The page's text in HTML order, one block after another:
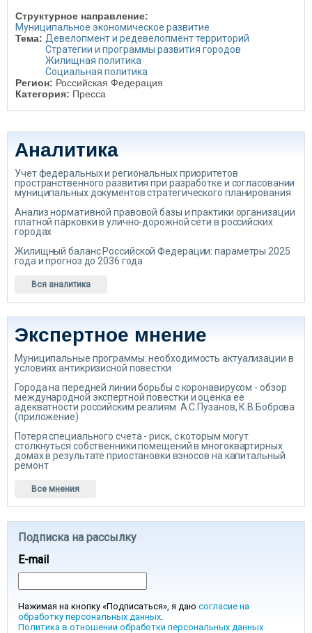
Структурное направление:
Муниципальное экономическое развитие
Тема: Девелопмент и редевелопмент территорий
Стратегии и программы развития городов
Жилищная политика
Социальная политика
Регион: Российская Федерация
Категория: Пресса
Аналитика
Учет федеральных и региональных приоритетов
пространственного развития при разработке и согласовании
муниципальных документов стратегического планирования
Анализ нормативной правовой базы и практики организации
платной парковки в улично-дорожной сети в российских
городах
Жилищный баланс Российской Федерации: параметры 2025
года и прогноз до 2036 года
Вся аналитика
Экспертное мнение
Муниципальные программы: необходимость актуализации в
условиях антикризисной повестки
Города на передней линии борьбы с коронавирусом - обзор
международной экспертной повестки и оценка ее
адекватности российским реалиям. А.С.Пузанов, К.В.Боброва
(приложение)
Потеря специального счета - риск, с которым могут
столкнуться собственники помещений в многоквартирных
домах в результате приостановки взносов на капитальный
ремонт
Все мнения
Подписка на рассылку
E-mail
Нажимая на кнопку «Подписаться», я даю согласие на
обработку персональных данных.
Политика в отношении обработки персональных данных